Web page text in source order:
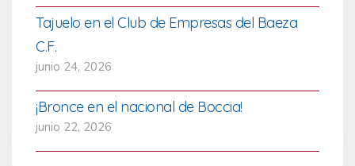
Tajuelo en el Club de Empresas del Baeza
C.F.
junio 24, 2026
¡Bronce en el nacional de Boccia!
junio 22, 2026